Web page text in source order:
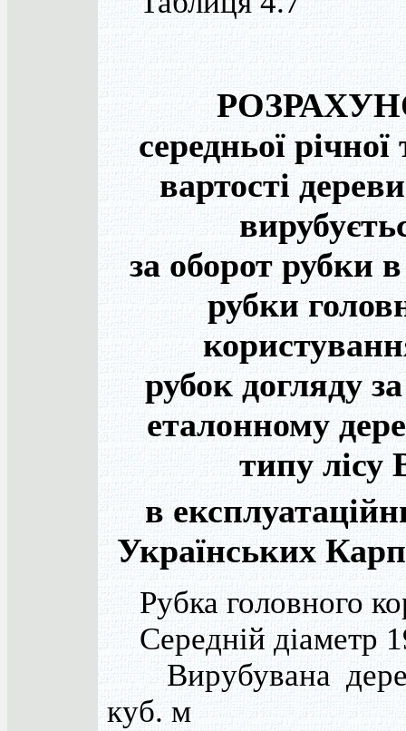
середньої річної
вартості
за оборот рубки
рубки
рубок догляду
еталонному
типу лісу
в
Українських
Рубка головного
Середній діаметр
Вирубувана
куб. м